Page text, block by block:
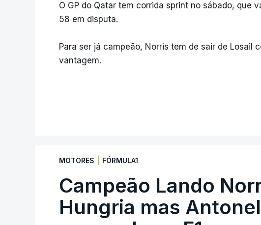
O GP do Qatar tem corrida sprint no sábado, que
58 em disputa.
Para ser já campeão, Norris tem de sair de Losail
vantagem.
MOTORES FÓRMULA1
Campeão Lando
Hungria mas